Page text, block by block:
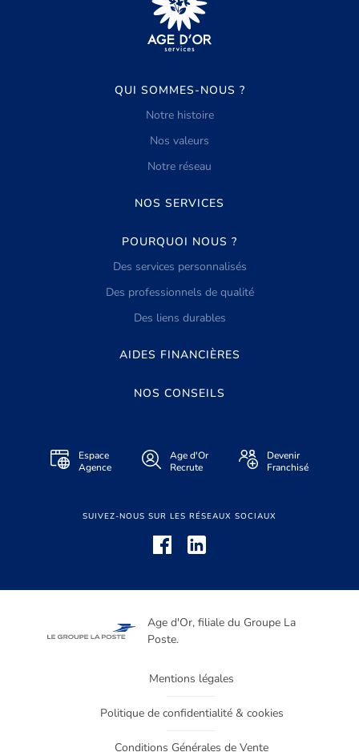
QUI SOMMES-NOUS ?
Notre histoire
Nos valeurs
Notre réseau
NOS SERVICES
POURQUOI NOUS ?
Des services personnalisés
Des professionnels de qualité
Des liens durables
AIDES FINANCIÈRES
NOS CONSEILS
Espace
Agence
Age d'Or
Recrute
Devenir
Franchisé
SUIVEZ-NOUS SUR LES RÉSEAUX SOCIAUX
Age d'Or, filiale du Groupe La
Poste.
Mentions légales
Politique de confidentialité & cookies
Conditions Générales de Vente